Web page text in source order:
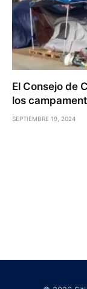
El Consejo de
los
SEPTIEMBRE 19, 2024